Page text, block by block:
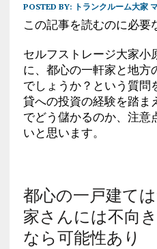
POSTED BY: トランクルーム大家
この記事を読むのに必要
セルフストレージ大家小
に、都心の一軒家と地方
でしょうか？という質問
貸への投資の経験を踏ま
でどう儲かるのか、注意
いと思います。
都心の一戸建て
家さんには不向
なら可能性あり